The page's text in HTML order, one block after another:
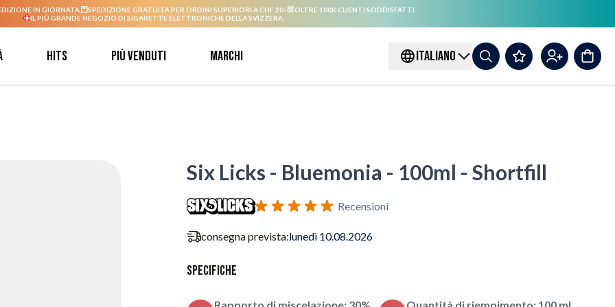
IN GIORNATA. SPEDIZIONE GRATUITA PER ORDINI SUPERIORI A CHF 20.-
OLTRE 100K CLIENTI SODDISFATTI.
IL PIÙ GRANDE NEGOZIO DI SIGARETTE ELETTRONICHE DELLA SVIZZERA.
Hits Più venduti Marchi ITALIANO
Six Licks - Bluemonia - 100ml - Shortfill
Recensioni
consegna prevista:lunedì 10.08.2026
Specifiche